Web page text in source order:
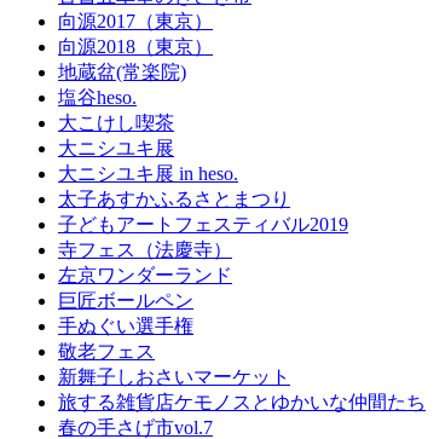
向源2017（東京）
向源2018（東京）
地蔵盆(常楽院)
塩谷heso.
大こけし喫茶
大ニシユキ展
大ニシユキ展 in heso.
太子あすかふるさとまつり
子どもアートフェスティバル2019
寺フェス（法慶寺）
左京ワンダーランド
巨匠ボールペン
手ぬぐい選手権
敬老フェス
新舞子しおさいマーケット
旅する雑貨店ケモノスとゆかいな仲間たち
春の手さげ市vol.7